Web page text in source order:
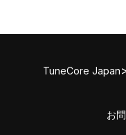
TuneCore Japan
お